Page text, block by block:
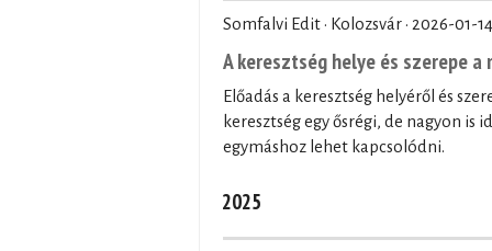
Somfalvi Edit · Kolozsvár · 2026-01-14
A keresztség helye és szerepe
Előadás a keresztség helyéről és
keresztség egy ősrégi, de nagyon is
egymáshoz lehet kapcsolódni.
2025